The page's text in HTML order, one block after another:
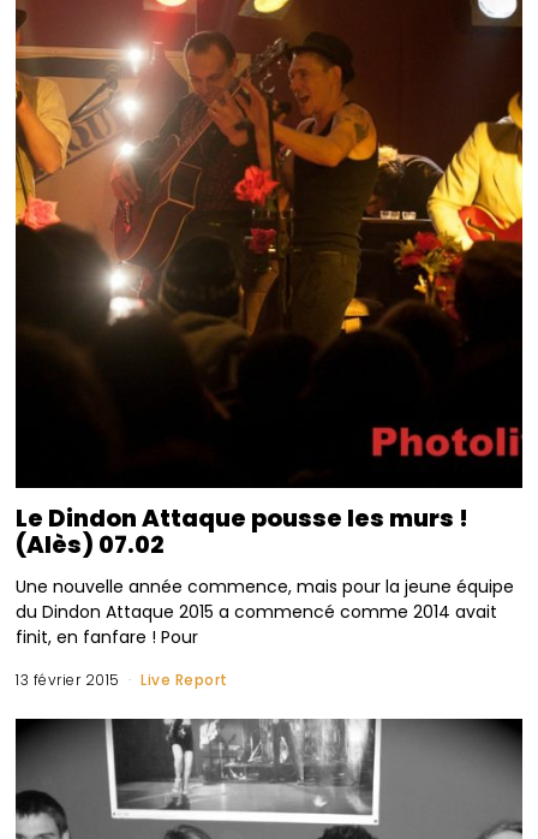
Le Dindon Attaque pousse les murs !
(Alès) 07.02
Une nouvelle année commence, mais pour la jeune équipe
du Dindon Attaque 2015 a commencé comme 2014 avait
finit, en fanfare ! Pour
13 février 2015 Live Report